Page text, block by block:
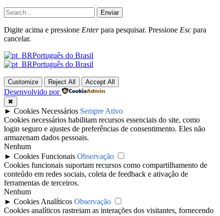
Enviar
Digite acima e pressione Enterpara pesquisar. Pressione Esc para
cancelar.
Português do Brasil
Português do Brasil
Customize Reject All Accept All
Desenvolvido por
✖
► Cookies Necessários Sempre Ativo
Cookies necessários habilitam recursos essenciais do site, como
login seguro e ajustes de preferências de consentimento. Eles não
armazenam dados pessoais.
Nenhum
► Cookies Funcionais Observação
Cookies funcionais suportam recursos como compartilhamento de
conteúdo em redes sociais, coleta de feedback e ativação de
ferramentas de terceiros.
Nenhum
► Cookies Analíticos Observação
Cookies analíticos rastreiam as interações dos visitantes, fornecendo